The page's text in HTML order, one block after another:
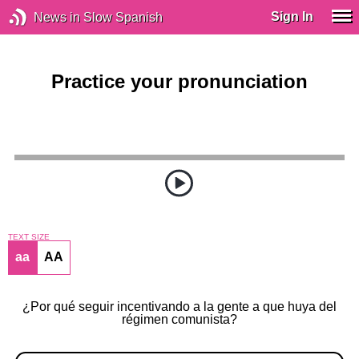
News in Slow Spanish Sign In
Practice your pronunciation
TEXT SIZE
aa AA
¿Por qué seguir incentivando a la gente a que huya del
régimen comunista?